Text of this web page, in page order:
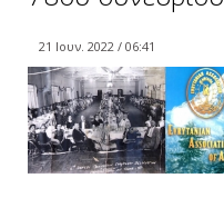
21 Ιουν. 2022 / 06:41